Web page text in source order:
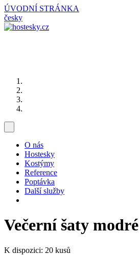
ÚVODNÍ STRÁNKA
česky
O nás
Hostesky
Kostýmy
Reference
Poptávka
Další služby
Večerní šaty modré
K dispozici: 20 kusů